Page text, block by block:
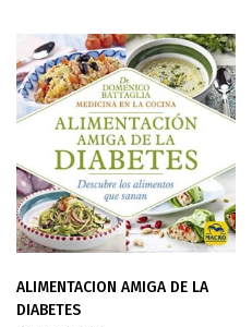
ALIMENTACION AMIGA DE LA
DIABETES